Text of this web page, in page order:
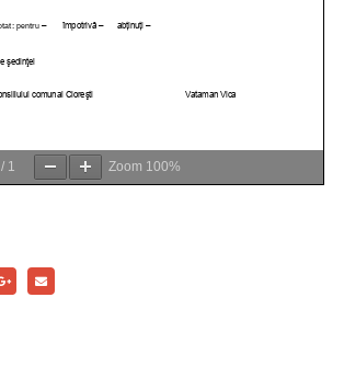
/ 1 Zoom 100%